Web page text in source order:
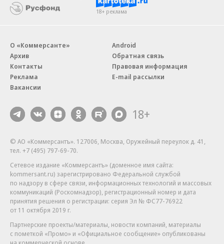
18+ реклама
О «Коммерсанте»
Архив
Контакты
Реклама
Вакансии
Android
Обратная связь
Правовая информация
E-mail рассылки
18+
© АО «Коммерсантъ». 127006, Москва, Оружейный переулок д. 41,
тел. +7 (495) 797-69-70.
Сетевое издание «Коммерсантъ» (доменное имя сайта:
kommersant.ru) зарегистрировано Федеральной службой
по надзору в сфере связи, информационных технологий и массовых
коммуникаций (Роскомнадзор), регистрационный номер и дата
принятия решения о регистрации: серия Эл № ФС77-76922
от 11 октября 2019 г.
Партнерские проекты/материалы, новости компаний, материалы
с пометкой «Промо» и «Официальное сообщение» опубликованы